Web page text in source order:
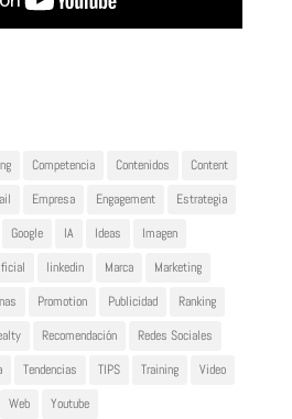
Competencia Contenidos
Content
Empresa Engagement
Estrategia
Google IA Ideas
Imagen
linkedin Marca
Marketing
Promotion Publicidad
Ranking
Recomendación
Redes Sociales
Tendencias TIPS Training
Video
Web Youtube